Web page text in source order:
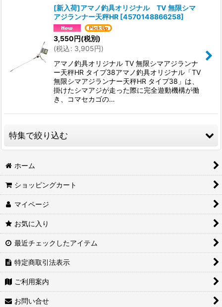
絞り込む
[新入荷]アマノ釣具オリジナル TV 無限シマ
アジランナー天秤HR [4570148866258]
3,550円(税別)
(税込: 3,905円)
アマノ釣具オリジナル TV 無限シマアジランナ
ー天秤HR タイプ38アマノ釣具オリジナル「TV
無限シマアジランナー天秤HR タイプ38」は、
掛けたシマアジが走った際に完全遊動機構が働
き、コマセカゴの…
特集で絞り込む
2026年新製品情報局
▼シマアジ特集
▼クロマグロ釣り
▼トラフグ特集
▼東京湾サワラキャスティング
▼タコ釣り
★キハダマグロ・カツオ釣り特集(コマセ)
ホーム
ショッピングカート
マイページ
お気に入り
最近チェックしたアイテム
特定商取引法表示
ご利用案内
お問い合せ